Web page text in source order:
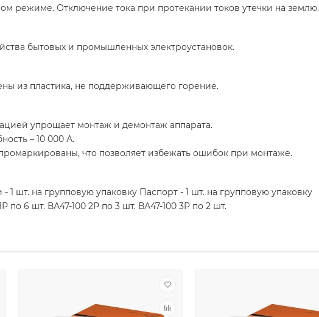
режиме. Отключение тока при протекании токов утечки на землю.
бытовых и промышленных электроустановок.
из пластика, не поддерживающего горение.
упрощает монтаж и демонтаж аппарата.
– 10 000 А.
что позволяет избежать ошибок при монтаже.
1 шт. на групповую упаковку Паспорт - 1 шт. на групповую упаковку
по 6 шт. ВА47-100 2Р по 3 шт. ВА47-100 3Р по 2 шт.